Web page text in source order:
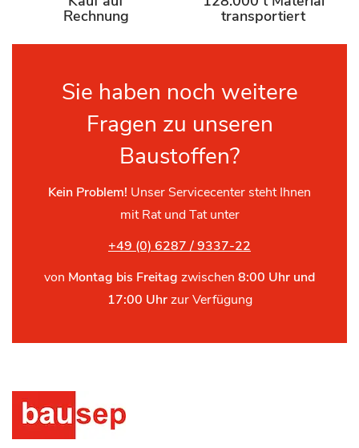
Rechnung transportiert
Sie haben noch weitere
Fragen zu unseren
Baustoffen?
Kein Problem! Unser Servicecenter steht Ihnen
mit Rat und Tat unter
+49 (0) 6287 / 9337-22
von Montag bis Freitag zwischen 8:00 Uhr und
17:00 Uhrzur Verfügung